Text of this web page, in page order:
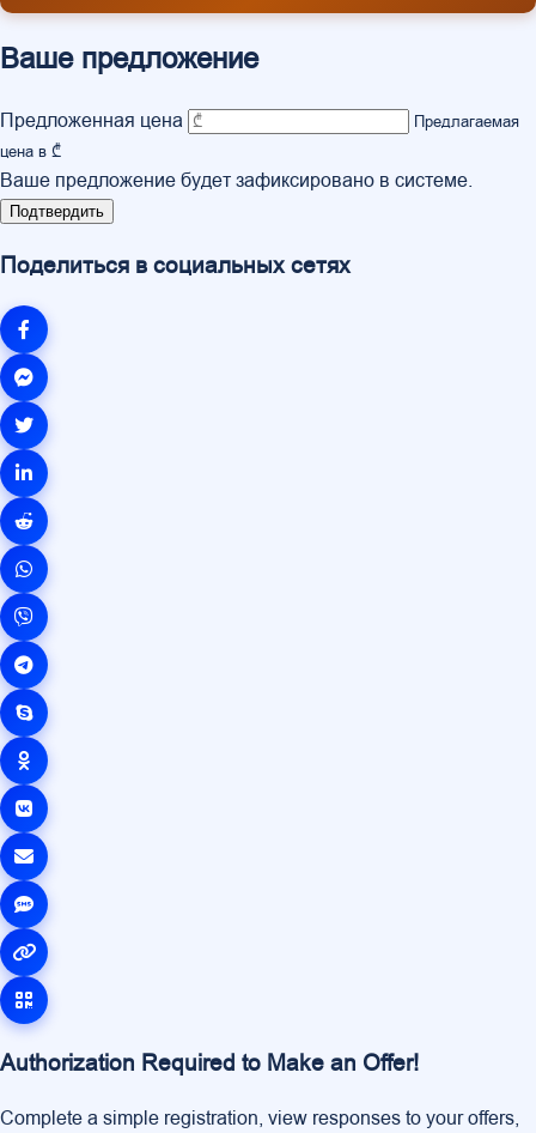
Ваше предложение
Предложенная цена
Предлагаемая
цена в ₾
Ваше предложение будет зафиксировано в системе.
Подтвердить
Поделиться в социальных сетях
Authorization Required to Make an Offer!
Complete a simple registration, view responses to your offers,